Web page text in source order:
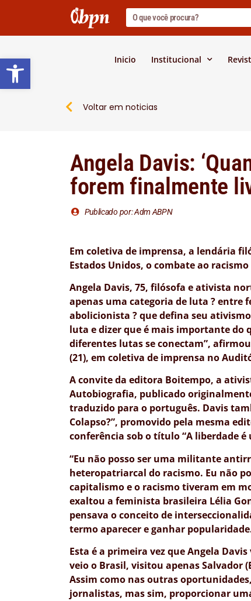
Barra de Ferramentas
Inicio Institucional
Voltar em noticias
Angela Davis:
forem finalmente
Publicado por: Adm ABPN
Em coletiva de imprensa, a lendária
Estados Unidos, o combate ao
Angela Davis, 75, filósofa e ativista
apenas uma categoria de luta ?
abolicionista ? que defina seu
luta e dizer que é mais importante do
diferentes lutas se conectam”,
(21), em coletiva de imprensa no
A convite da editora Boitempo, a
Autobiografia, publicado
traduzido para o português. Davis
Colapso?”, promovido pela mesma
conferência sob o título “A liberdade
“Eu não posso ser uma militante
heteropatriarcal do racismo. Eu não
capitalismo e o racismo tiveram em
exaltou a feminista brasileira Lélia
pensava o conceito de
termo aparecer e ganhar
Esta é a primeira vez que Angela
veio o Brasil, visitou apenas Salvador
Assim como nas outras
jornalistas, mas sim, proporcionar